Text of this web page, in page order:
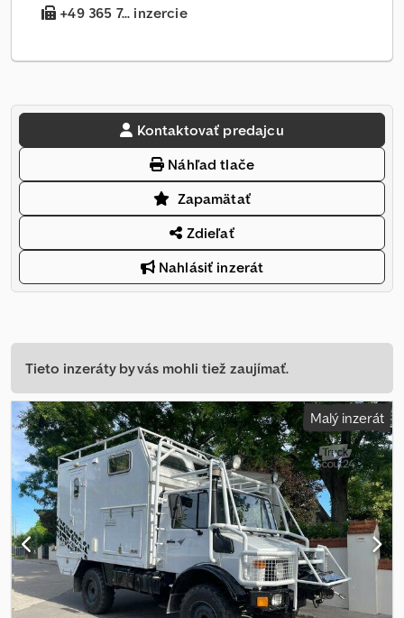
+49 365 7... inzercie
Kontaktovať predajcu
Náhľad tlače
Zapamätať
Zdieľať
Nahlásiť inzerát
Tieto inzeráty by vás mohli tiež zaujímať.
Malý inzerát